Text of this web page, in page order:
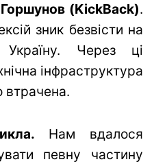
(KickBack).
зник безвісти на
Через ці
інфраструктура
втрачена.
Нам вдалося
певну частину